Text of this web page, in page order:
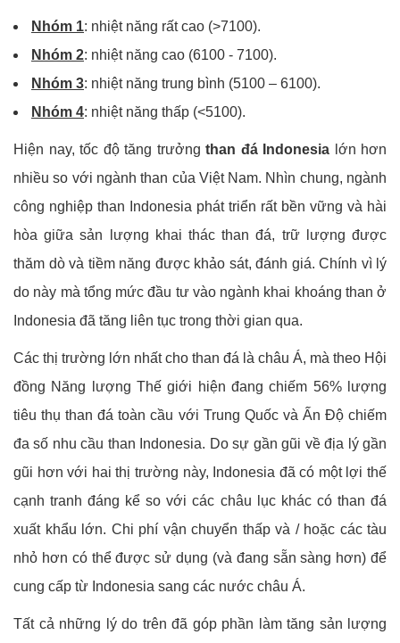
Nhóm 1: nhiệt năng rất cao (>7100).
Nhóm 2: nhiệt năng cao (6100 - 7100).
Nhóm 3: nhiệt năng trung bình (5100 – 6100).
Nhóm 4: nhiệt năng thấp (<5100).
Hiện nay, tốc độ tăng trưởng than đá Indonesia lớn hơn
nhiều so với ngành than của Việt Nam. Nhìn chung, ngành
công nghiệp than Indonesia phát triển rất bền vững và hài
hòa giữa sản lượng khai thác than đá, trữ lượng được
thăm dò và tiềm năng được khảo sát, đánh giá. Chính vì lý
do này mà tổng mức đầu tư vào ngành khai khoáng than ở
Indonesia đã tăng liên tục trong thời gian qua.
Các thị trường lớn nhất cho than đá là châu Á, mà theo Hội
đồng Năng lượng Thế giới hiện đang chiếm 56% lượng
tiêu thụ than đá toàn cầu với Trung Quốc và Ấn Độ chiếm
đa số nhu cầu than Indonesia. Do sự gần gũi về địa lý gần
gũi hơn với hai thị trường này, Indonesia đã có một lợi thế
cạnh tranh đáng kể so với các châu lục khác có than đá
xuất khẩu lớn. Chi phí vận chuyển thấp và / hoặc các tàu
nhỏ hơn có thể được sử dụng (và đang sẵn sàng hơn) để
cung cấp từ Indonesia sang các nước châu Á.
Tất cả những lý do trên đã góp phần làm tăng sản lượng